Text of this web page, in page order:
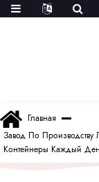
Главная
Завод По Производству
Контейнеры Каждый